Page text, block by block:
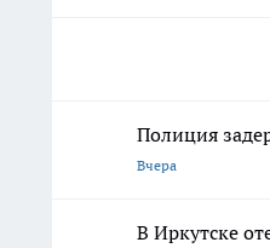
Полиция
Вчера
В Иркутске